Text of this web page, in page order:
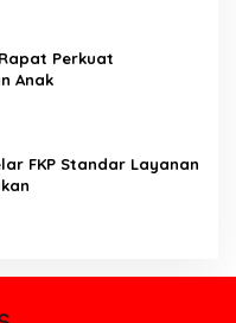
Perkuat
Anak
FKP Standar Layanan